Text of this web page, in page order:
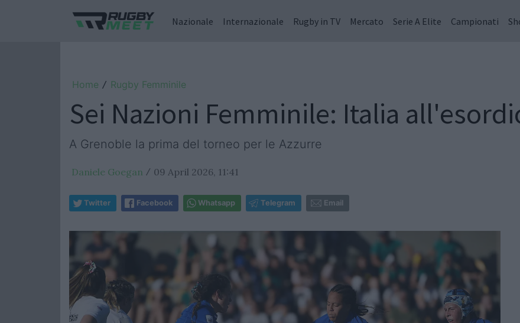
Nazionale Internazionale Rugby in TV Mercato Serie A Elite Campionati
Home / Rugby Femminile
Sei Nazioni Femminile: Italia
A Grenoble la prima del torneo per le Azzurre
Daniele Goegan / 09 April 2026, 11:41
Twitter Facebook Whatsapp Telegram Email